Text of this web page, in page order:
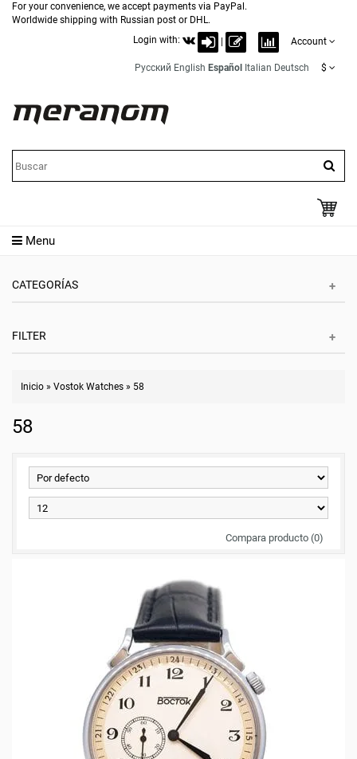
For your convenience, we accept payments via PayPal.
Worldwide shipping with Russian post or DHL.
Login with:
Account
Русский English Español Italian Deutsch $
Menu
CATEGORÍAS
FILTER
Inicio » Vostok Watches » 58
58
Compara producto (0)